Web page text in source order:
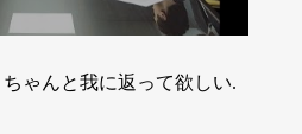
ゃんと我に返って欲しい.